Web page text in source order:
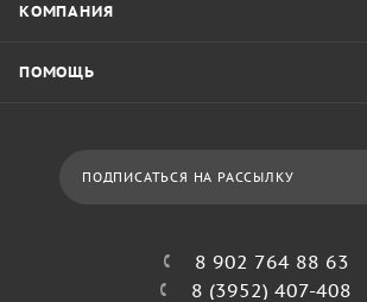
КОМПАНИЯ
ПОМОЩЬ
ПОДПИСАТЬСЯ НА РАССЫЛКУ
8 902 764 88 63
8 (3952) 407-408